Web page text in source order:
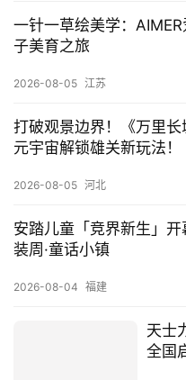
一针一草绘美学：
子美育之旅
2026-08-05 江苏
打破观景边界！《万里长
元宇宙解锁雄关新玩法！
2026-08-05 河北
安踏儿童「竞界新生」
装周·童话小镇
2026-08-04 福建
天士
全国